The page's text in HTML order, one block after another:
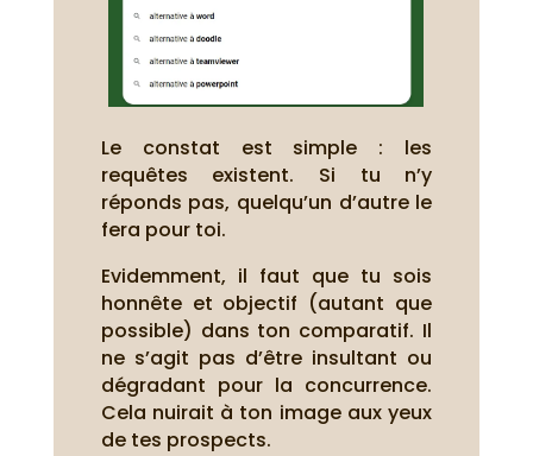
Le constat est simple : les
requêtes existent. Si tu n’y
réponds pas, quelqu’un d’autre le
fera pour toi.
Evidemment, il faut que tu sois
honnête et objectif (autant que
possible) dans ton comparatif. Il
ne s’agit pas d’être insultant ou
dégradant pour la concurrence.
Cela nuirait à ton image aux yeux
de tes prospects.